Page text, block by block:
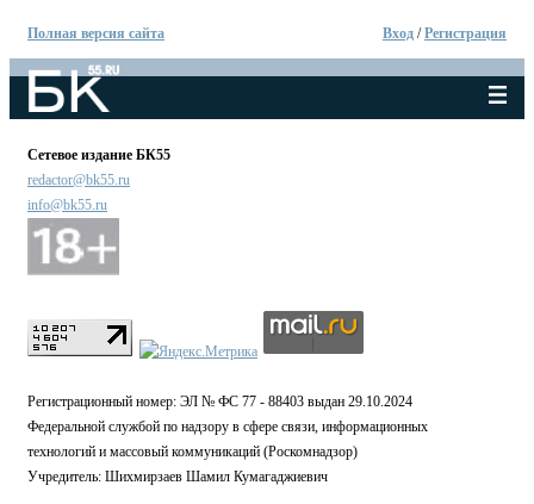
Полная версия сайта Вход /Регистрация
Сетевое издание БК55
redactor@bk55.ru
info@bk55.ru
Регистрационный номер: ЭЛ № ФС 77 - 88403 выдан 29.10.2024
Федеральной службой по надзору в сфере связи, информационных
технологий и массовый коммуникаций (Роскомнадзор)
Учредитель: Шихмирзаев Шамил Кумагаджиевич